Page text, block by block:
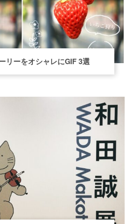
リーをオシャレにGIF 3選